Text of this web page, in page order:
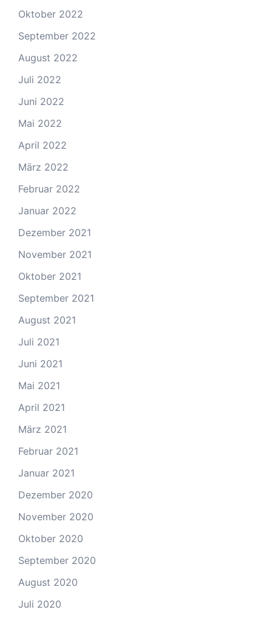
Oktober 2022
September 2022
August 2022
Juli 2022
Juni 2022
Mai 2022
April 2022
März 2022
Februar 2022
Januar 2022
Dezember 2021
November 2021
Oktober 2021
September 2021
August 2021
Juli 2021
Juni 2021
Mai 2021
April 2021
März 2021
Februar 2021
Januar 2021
Dezember 2020
November 2020
Oktober 2020
September 2020
August 2020
Juli 2020